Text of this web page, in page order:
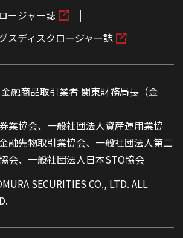
ージャー誌
スディスクロージャー誌
融商品取引業者 関東財務局長（金
業協会、一般社団法人資産運用業協
融先物取引業協会、一般社団法人第二
会、一般社団法人日本STO協会
SECURITIES CO., LTD. ALL